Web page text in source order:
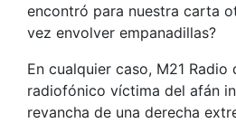
encontró para nuestra carta
vez envolver empanadillas?
En cualquier caso, M21 Radio
radiofónico víctima del afán
revancha de una derecha